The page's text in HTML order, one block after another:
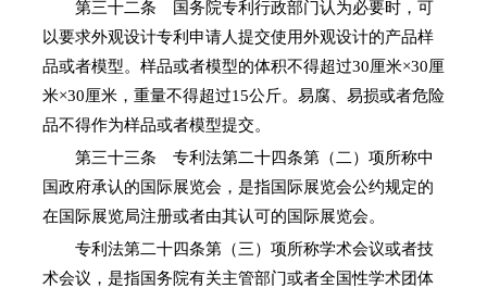
第三十二条 国务院专利行政部门认为必要时，可
以要求外观设计专利申请人提交使用外观设计的产品样
品或者模型。样品或者模型的体积不得超过30厘米×30厘
米×30厘米，重量不得超过15公斤。易腐、易损或者危险
品不得作为样品或者模型提交。
第三十三条 专利法第二十四条第（二）项所称中
国政府承认的国际展览会，是指国际展览会公约规定的
在国际展览局注册或者由其认可的国际展览会。
专利法第二十四条第（三）项所称学术会议或者技
术会议，是指国务院有关主管部门或者全国性学术团体